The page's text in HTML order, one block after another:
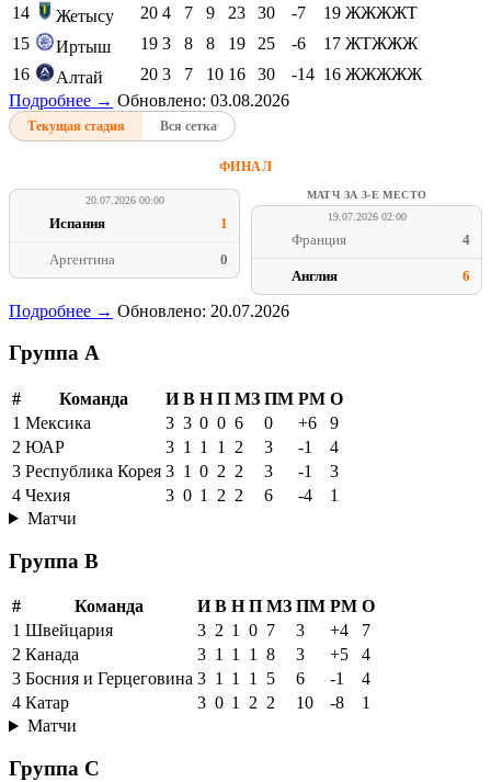
14
Жетысу 20 4 7 9 23 30 -7 19 ЖЖЖЖТ
15
Иртыш 19 3 8 8 19 25 -6 17 ЖТЖЖЖ
16
Алтай 20 3 7 10 16 30 -14 16 ЖЖЖЖЖ
Подробнее → Обновлено: 03.08.2026
Текущая стадия Вся сетка
ФИНАЛ
20.07.2026 00:00
Испания 1
Аргентина 0
МАТЧ ЗА 3-Е МЕСТО
19.07.2026 02:00
Франция 4
Англия 6
Подробнее → Обновлено: 20.07.2026
Группа A
# Команда И В Н П МЗ ПМ РМ О
1 Мексика 3 3 0 0 6 0 +6
9
2 ЮАР 3 1 1 1 2 3 -1
4
3 Республика Корея 3 1 0 2 2 3 -1
3
4 Чехия 3 0 1 2 2 6 -4
1
Матчи
Группа B
# Команда И В Н П МЗ ПМ РМ О
1 Швейцария 3 2 1 0 7 3 +4
7
2 Канада 3 1 1 1 8 3 +5
4
3 Босния и Герцеговина 3 1 1 1 5 6 -1
4
4 Катар 3 0 1 2 2 10 -8
1
Матчи
Группа C